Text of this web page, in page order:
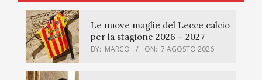
Le nuove maglie del Lecce calcio
per la stagione 2026 – 2027
BY: MARCO ON: 7 AGOSTO 2026